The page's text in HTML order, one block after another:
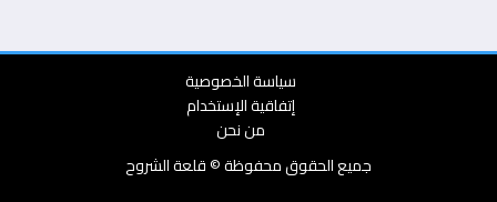
سياسة الخصوصية
إتفاقية الإستخدام
من نحن
جميع الحقوق محفوظة © قلعة الشروح